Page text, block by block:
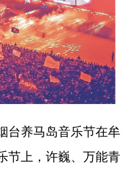
访谈 视频
金融
信息化 乡村振兴
旅游 能源
娱乐 时尚
书画 一带一路
养马岛音乐节在牟
节上，许巍、万能青